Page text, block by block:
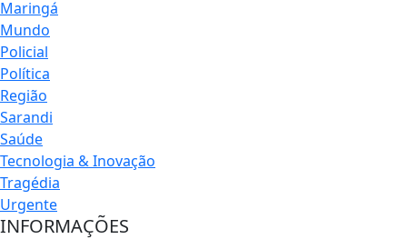
Maringá
Mundo
Policial
Política
Região
Sarandi
Saúde
Tecnologia & Inovação
Tragédia
Urgente
INFORMAÇÕES